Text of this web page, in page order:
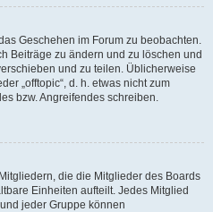
Geschehen im Forum zu beobachten.
Beiträge zu ändern und zu löschen und
und zu teilen. Üblicherweise
„offtopic“, d. h. etwas nicht zum
bzw. Angreifendes schreiben.
die die Mitglieder des Boards
Einheiten aufteilt. Jedes Mitglied
jeder Gruppe können